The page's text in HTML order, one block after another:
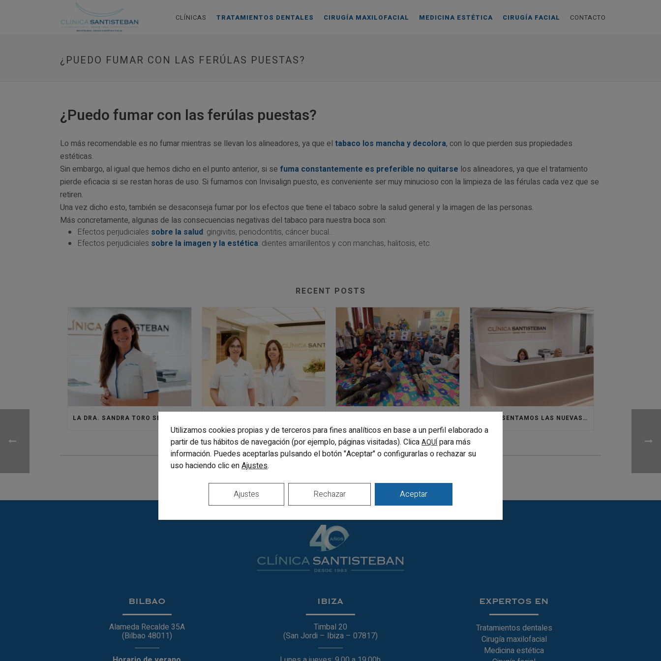
CLÍNICAS TRATAMIENTOS DENTALES CIRUGÍA MAXILOFACIAL MEDICINA ESTÉTICA CIRUGÍA FACIAL CONTACTO
¿PUEDO FUMAR CON LAS FERÚLAS PUESTAS?
¿Puedo fumar con las ferúlas puestas?
Lo más recomendable es no fumar mientras se llevan los alineadores, ya que el tabaco los mancha y decolora, con lo que pierden sus propiedades
estéticas.
Sin embargo, al igual que hemos dicho en el punto anterior, si se fuma constantemente es preferible no quitarse los alineadores, ya que el tratamiento
pierde eficacia si se restan horas de uso. Si fumamos con Invisalign puesto, es conveniente ser muy minucioso con la limpieza de las férulas cada vez que se
retiren.
Una vez dicho esto, también se desaconseja fumar por los efectos que tiene el tabaco sobre la salud general y la imagen de las personas.
Más concretamente, algunas de las consecuencias negativas del tabaco para nuestra boca son:
Efectos perjudiciales sobre la salud: gingivitis, periodontitis, cáncer bucal…
Efectos perjudiciales sobre la imagen y la estética: dientes amarillentos y con manchas, halitosis, etc.
RECENT POSTS
¡OS PRESENTAMOS LAS NUEVAS INSTALACIONES DE CLÍNICA SANTISTEBAN!
BILBAO
Alameda Recalde 35A
(Bilbao 48011)
IBIZA
Timbal 20
(San Jordi – Ibiza – 07817)
EXPERTOS EN
Tratamientos dentales
Cirugía maxilofacial
Medicina estética
Utilizamos cookies propias y de terceros para fines analíticos en base a un perfil elaborado a
partir de tus hábitos de navegación (por ejemplo, páginas visitadas). ClicaAQUÍpara más
información. Puedes aceptarlas pulsando el botón "Aceptar" o configurarlas o rechazar su
uso haciendo clic enAjustes.
Aceptar
Rechazar
Ajustes